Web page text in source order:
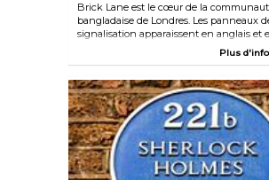
Brick Lane est le cœur de la
bangladaise de Londres. Les panneaux
signalisation apparaissent en anglais et
et les restaurants sont authentiques et
Smokestak, Hawksmoor ou encore All
Ne manquez pas l'incontournable
vous pouvez vous procurer un bagel
juif traditionnel avec du bœuf salé ou du
fumé.
Plus